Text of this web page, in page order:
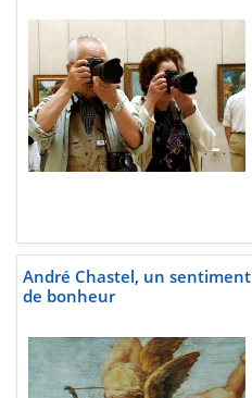
André Chastel, un sentiment
de bonheur